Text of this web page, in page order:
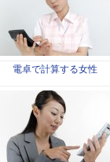
電卓で計算する女性